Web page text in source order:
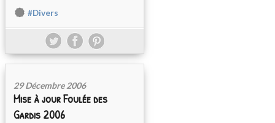
#Divers
29 Décembre 2006
Mise à jour Foulée des
Gardis 2006